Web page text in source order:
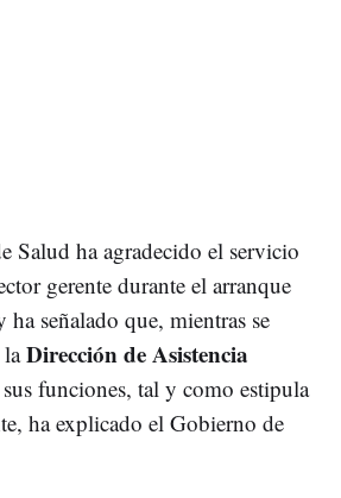
Salud ha agradecido el servicio
gerente durante el arranque
ha señalado que, mientras se
laDirección de Asistencia
funciones, tal y como estipula
ha explicado el Gobierno de